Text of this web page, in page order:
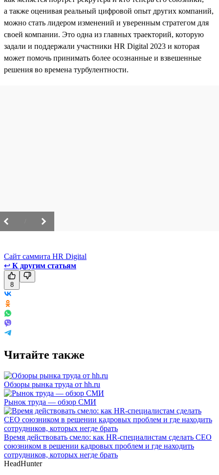
а также оценивая реальный цифровой опыт других компаний,
можно стать лидером изменений и уверенным стратегом для
своей компании. Это одна из главных траекторий, которую
задали и поддержали участники HR Digital 2023 и которая
может помочь принимать более осознанные и взвешенные
решения во времена турбулентности.
Сайт саммита HR Digital
↩ К другим статьям
8
Читайте также
Обзоры рынка труда от hh.ru
Рынок труда — обзор СМИ
Время действовать смело: как HR-специалистам сделать CEO
союзником в решении кадровых проблем и где находить
сотрудников, которых негде брать
HeadHunter